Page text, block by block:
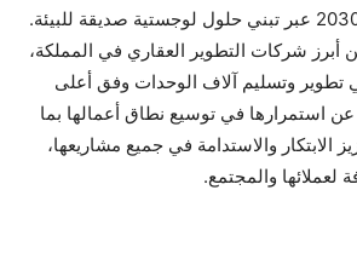
من أبرز شركات التطوير العقاري في المملكة،
تطوير وتسليم آلاف الوحدات وفق أعلى
عن استمرارها في توسيع نطاق أعمالها بما
الابتكار والاستدامة في جميع مشاريعها،
لعملائها والمجتمع.